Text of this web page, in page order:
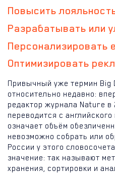
Повысить
Разрабатывать или
Персонализировать
Оптимизировать
Привычный уже термин Big
относительно недавно:
редактор журнала Nature в
переводится с
означает объём
невозможно собрать или
России у этого
значение: так называют
хранения, сортировки и